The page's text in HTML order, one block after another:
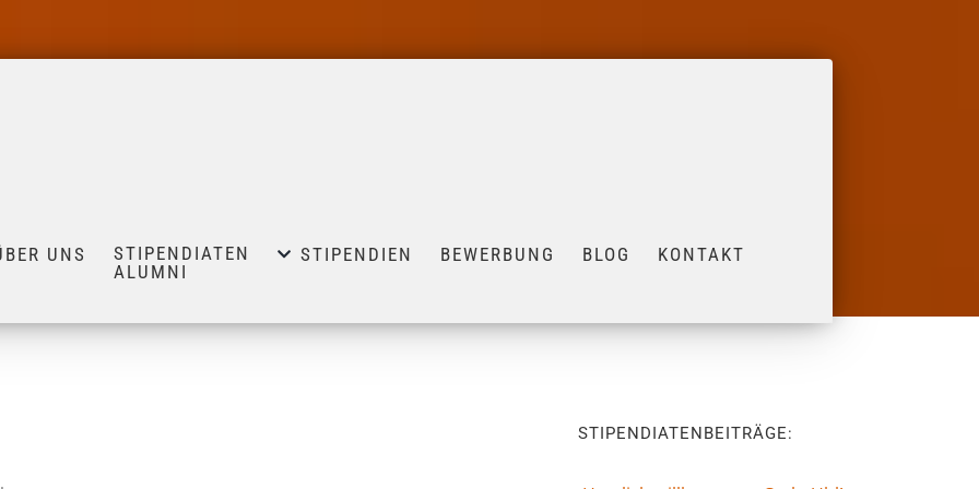
UNS
STIPENDIATEN
ALUMNI
STIPENDIEN BEWERBUNG BLOG KONTAKT
STIPENDIATENBEITRÄGE: